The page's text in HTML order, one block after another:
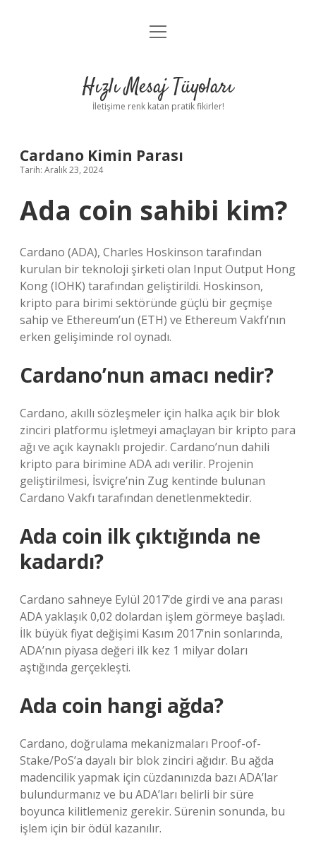
Anasayfa
Yasal Uyarı
menüyü
Hızlı Mesaj Tüyoları
İletişime renk katan pratik fikirler!
Cardano Kimin Parası
Tarih: Aralık 23, 2024
Ada coin sahibi kim?
Cardano (ADA), Charles Hoskinson tarafından
kurulan bir teknoloji şirketi olan Input Output Hong
Kong (IOHK) tarafından geliştirildi. Hoskinson,
kripto para birimi sektöründe güçlü bir geçmişe
sahip ve Ethereum’un (ETH) ve Ethereum Vakfı’nın
erken gelişiminde rol oynadı.
Cardano’nun amacı nedir?
Cardano, akıllı sözleşmeler için halka açık bir blok
zinciri platformu işletmeyi amaçlayan bir kripto para
ağı ve açık kaynaklı projedir. Cardano’nun dahili
kripto para birimine ADA adı verilir. Projenin
geliştirilmesi, İsviçre’nin Zug kentinde bulunan
Cardano Vakfı tarafından denetlenmektedir.
Ada coin ilk çıktığında ne
kadardı?
Cardano sahneye Eylül 2017’de girdi ve ana parası
ADA yaklaşık 0,02 dolardan işlem görmeye başladı.
İlk büyük fiyat değişimi Kasım 2017’nin sonlarında,
ADA’nın piyasa değeri ilk kez 1 milyar doları
aştığında gerçekleşti.
Ada coin hangi ağda?
Cardano, doğrulama mekanizmaları Proof-of-
Stake/PoS’a dayalı bir blok zinciri ağıdır. Bu ağda
madencilik yapmak için cüzdanınızda bazı ADA’lar
bulundurmanız ve bu ADA’ları belirli bir süre
boyunca kilitlemeniz gerekir. Sürenin sonunda, bu
işlem için bir ödül kazanılır.